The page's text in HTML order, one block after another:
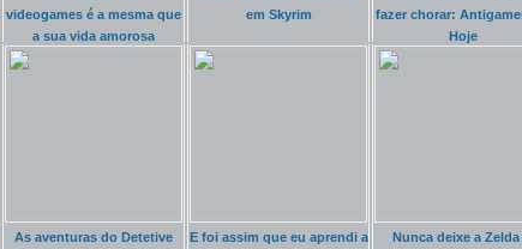
videogames é a mesma que
a sua vida amorosa
em Skyrim
fazer chorar:
Hoje
As aventuras do Detetive
E foi assim que eu aprendi a
Nunca deixe a Zelda